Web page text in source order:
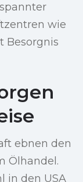
wie
Besorgnis
ebnen den
Ölhandel.
in den USA